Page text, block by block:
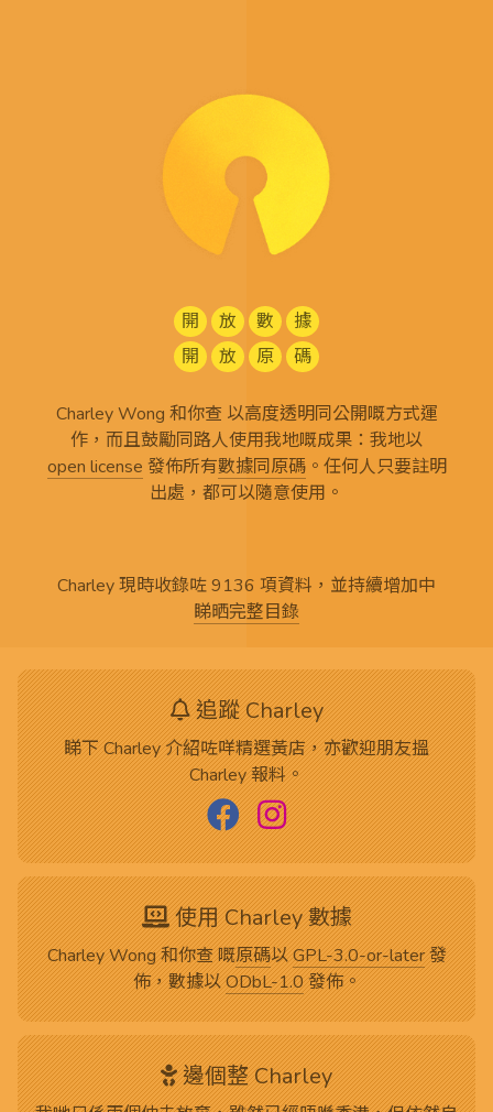
開 放 數
據
開
放 原 碼
Charley Wong 和你查 以高度透明同公開嘅方式運
作，而且鼓勵同路人使用我地嘅成果：我地以
open license 發佈所有數據同原碼。任何人只要註明
出處，都可以隨意使用。
Charley 現時收錄咗 9136 項資料，並持續增加中
睇晒完整目錄
追蹤 Charley
睇下 Charley 介紹咗咩精選黃店，亦歡迎朋友搵
Charley 報料。
使用 Charley 數據
Charley Wong 和你查 嘅原碼以GPL-3.0-or-later發
佈，數據以ODbL-1.0發佈。
邊個整 Charley